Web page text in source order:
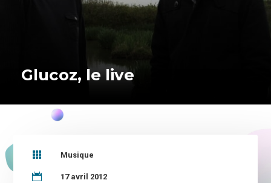
Glucoz, le live
 Musique
 17 avril 2012